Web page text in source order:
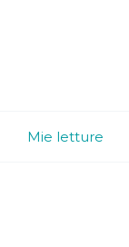
Mie letture